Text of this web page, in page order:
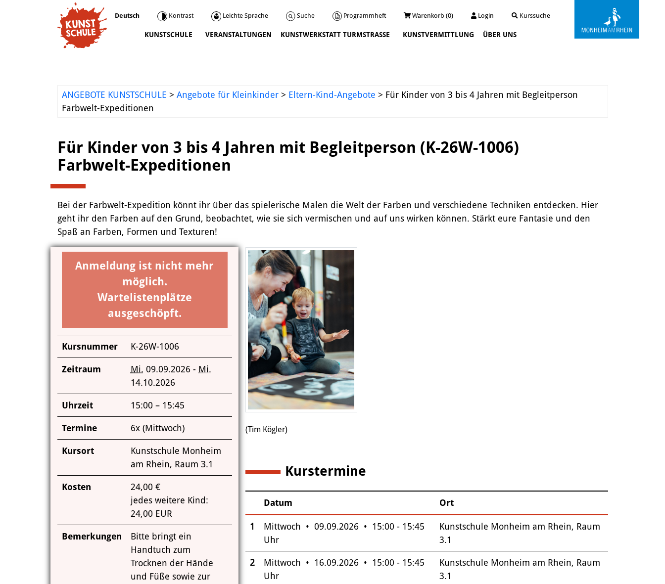
Deutsch Kontrast Leichte Sprache Suche Programmheft Warenkorb (0) Login Kurssuche
KUNSTSCHULE VERANSTALTUNGEN KUNSTWERKSTATT TURMSTRASSE KUNSTVERMITTLUNG ÜBER UNS
Kooperationen Der Kunstautomat
Team
Das Kunstschulgebäude
Freunde und Kooperationspartner
Kontakt | Öffnungszeiten
Anfahrt
ANGEBOTE KUNSTSCHULE > Angebote für Kleinkinder > Eltern-Kind-Angebote > Für Kinder von 3 bis 4 Jahren mit Begleitperson
Farbwelt-Expeditionen
Für Kinder von 3 bis 4 Jahren mit Begleitperson (K-26W-1006)
Farbwelt-Expeditionen
Bei der Farbwelt-Expedition könnt ihr über das spielerische Malen die Welt der Farben und verschiedene Techniken entdecken. Hier
geht ihr den Farben auf den Grund, beobachtet, wie sie sich vermischen und auf uns wirken können. Stärkt eure Fantasie und den
Spaß an Farben, Formen und Texturen!
Anmeldung ist nicht mehr
möglich.
Wartelistenplätze
ausgeschöpft.
Kursnummer K-26W-1006
Zeitraum Mi. 09.09.2026 - Mi.
14.10.2026
Uhrzeit 15:00 – 15:45
Termine 6x (Mittwoch)
Kursort
Kunstschule Monheim
am Rhein, Raum 3.1
Kosten
24,00 €
jedes weitere Kind:
24,00 EUR
Bemerkungen
Bitte bringt ein
Handtuch zum
Trocknen der Hände
und Füße sowie zur
(Tim Kögler)
Kurstermine
Insgesamt gibt es 6 Termine zum diesen Kurs
–
Datum Ort
1
Mittwoch • 09.09.2026 • 15:00 - 15:45
Uhr
Kunstschule Monheim am Rhein, Raum
3.1
2
Mittwoch • 16.09.2026 • 15:00 - 15:45
Uhr
Kunstschule Monheim am Rhein, Raum
3.1